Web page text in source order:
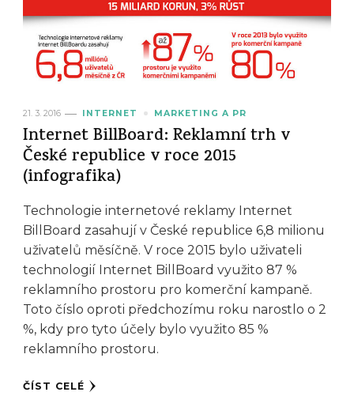
21. 3. 2016 INTERNET MARKETING A PR
Internet BillBoard: Reklamní trh v
České republice v roce 2015
(infografika)
Technologie internetové reklamy Internet
BillBoard zasahují v České republice 6,8 milionu
uživatelů měsíčně. V roce 2015 bylo uživateli
technologií Internet BillBoard využito 87 %
reklamního prostoru pro komerční kampaně.
Toto číslo oproti předchozímu roku narostlo o 2
%, kdy pro tyto účely bylo využito 85 %
reklamního prostoru.
ČÍST CELÉ